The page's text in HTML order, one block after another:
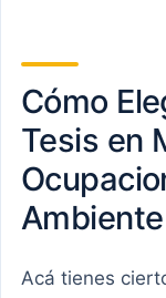
Cómo
Tesis en
Ambiente
Acá tienes